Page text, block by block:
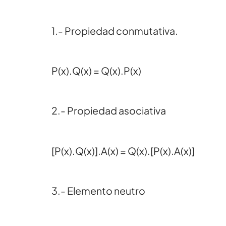
1.- Propiedad conmutativa.
P(x).Q(x) = Q(x).P(x)
2.- Propiedad asociativa
[P(x).Q(x)].A(x) = Q(x).[P(x).A(x)]
3.- Elemento neutro